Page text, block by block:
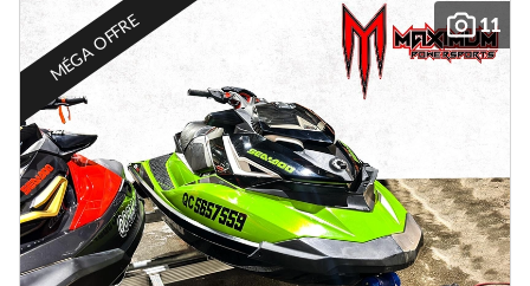
11
MÉGA OFFRE